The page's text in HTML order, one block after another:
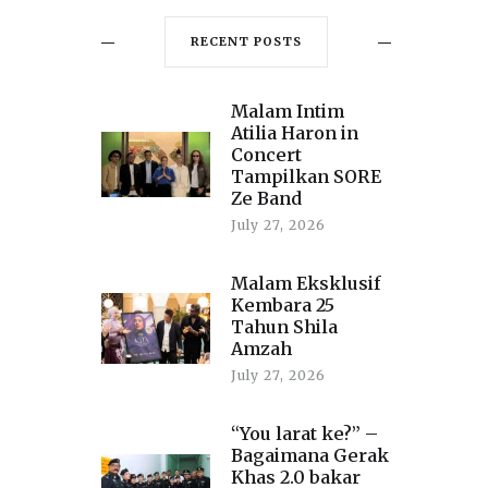
RECENT POSTS
Malam Intim
Atilia Haron in
Concert
Tampilkan SORE
Ze Band
July 27, 2026
Malam Eksklusif
Kembara 25
Tahun Shila
Amzah
July 27, 2026
“You larat ke?” –
Bagaimana Gerak
Khas 2.0 bakar